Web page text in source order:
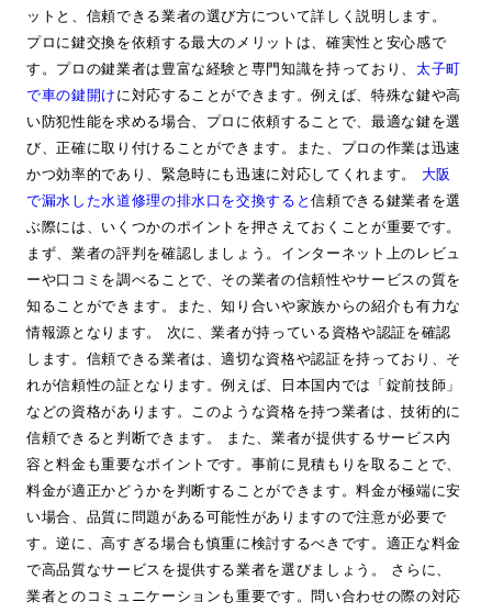
ットと、信頼できる業者の選び方について詳しく説明します。
プロに鍵交換を依頼する最大のメリットは、確実性と安心感で
す。プロの鍵業者は豊富な経験と専門知識を持っており、太子町
で車の鍵開け に対応することができます。例えば、特殊な鍵や高
い防犯性能を求める場合、プロに依頼することで、最適な鍵を選
び、正確に取り付けることができます。また、プロの作業は迅速
かつ効率的であり、緊急時にも迅速に対応してくれます。
大阪
で漏水した水道修理の排水口を交換すると信頼できる鍵業者を選
ぶ際には、いくつかのポイントを押さえておくことが重要です。
まず、業者の評判を確認しましょう。インターネット上のレビュ
ーや口コミを調べることで、その業者の信頼性やサービスの質を
知ることができます。また、知り合いや家族からの紹介も有力な
情報源となります。 次に、業者が持っている資格や認証を確認
します。信頼できる業者は、適切な資格や認証を持っており、そ
れが信頼性の証となります。例えば、日本国内では「錠前技師」
などの資格があります。このような資格を持つ業者は、技術的に
信頼できると判断できます。 また、業者が提供するサービス内
容と料金も重要なポイントです。事前に見積もりを取ることで、
料金が適正かどうかを判断することができます。料金が極端に安
い場合、品質に問題がある可能性がありますので注意が必要で
す。逆に、高すぎる場合も慎重に検討するべきです。適正な料金
で高品質なサービスを提供する業者を選びましょう。 さらに、
業者とのコミュニケーションも重要です。問い合わせの際の対応